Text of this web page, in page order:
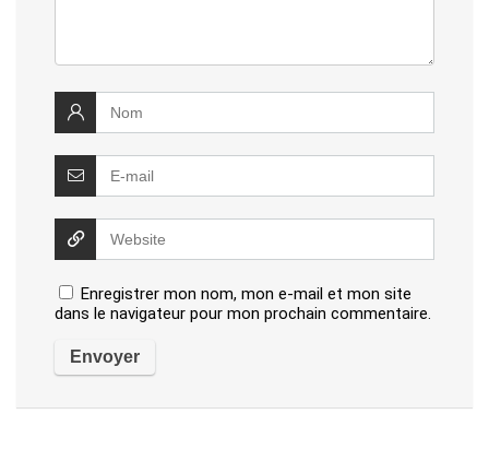
Enregistrer mon nom, mon e-mail et mon site
dans le navigateur pour mon prochain commentaire.